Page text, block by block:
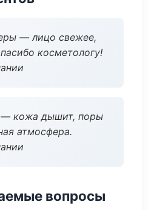
— лицо свежее,
косметологу!
— кожа дышит, поры
атмосфера.
вопросы